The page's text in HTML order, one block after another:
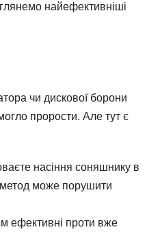
найефективніші
чи дискової борони
прорости. Але тут є
насіння соняшнику в
метод може порушити
ефективні проти вже